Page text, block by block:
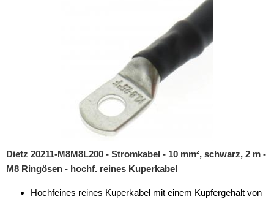
Dietz 20211-M8M8L200 - Stromkabel - 10 mm², schwarz, 2 m -
M8 Ringösen - hochf. reines Kuperkabel
Hochfeines reines Kuperkabel mit einem Kupfergehalt von